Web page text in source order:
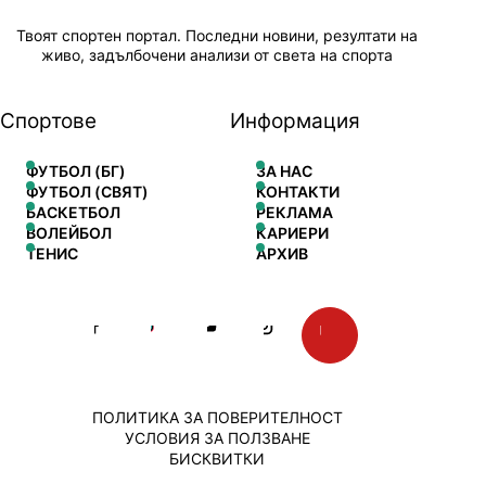
Твоят спортен портал. Последни новини, резултати на
живо, задълбочени анализи от света на спорта
Спортове
ФУТБОЛ (БГ)
ФУТБОЛ (СВЯТ)
БАСКЕТБОЛ
ВОЛЕЙБОЛ
ТЕНИС
Информация
ЗА НАС
КОНТАКТИ
РЕКЛАМА
КАРИЕРИ
АРХИВ
ПОЛИТИКА ЗА ПОВЕРИТЕЛНОСТ
УСЛОВИЯ ЗА ПОЛЗВАНЕ
БИСКВИТКИ